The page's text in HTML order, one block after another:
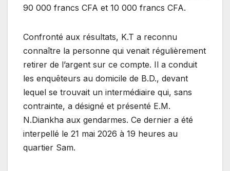
90 000 francs CFA et 10 000 francs CFA.
Confronté aux résultats, K.T a reconnu
connaître la personne qui venait régulièrement
retirer de l’argent sur ce compte. Il a conduit
les enquêteurs au domicile de B.D., devant
lequel se trouvait un intermédiaire qui, sans
contrainte, a désigné et présenté E.M.
N.Diankha aux gendarmes. Ce dernier a été
interpellé le 21 mai 2026 à 19 heures au
quartier Sam.